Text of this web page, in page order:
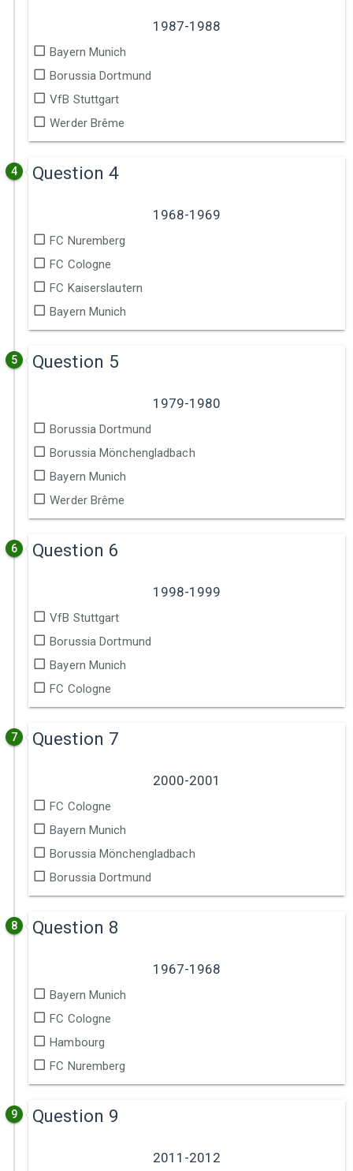
1987-1988
Bayern Munich
Borussia Dortmund
VfB Stuttgart
Werder Brême
4 Question 4
1968-1969
FC Nuremberg
FC Cologne
FC Kaiserslautern
Bayern Munich
5 Question 5
1979-1980
Borussia Dortmund
Borussia Mönchengladbach
Bayern Munich
Werder Brême
6 Question 6
1998-1999
VfB Stuttgart
Borussia Dortmund
Bayern Munich
FC Cologne
7 Question 7
2000-2001
FC Cologne
Bayern Munich
Borussia Mönchengladbach
Borussia Dortmund
8 Question 8
1967-1968
Bayern Munich
FC Cologne
Hambourg
FC Nuremberg
9 Question 9
2011-2012